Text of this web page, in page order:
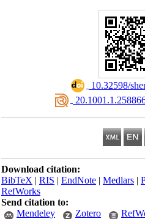
10.32598/
Download citation:
BibTeX|RIS|EndNote|Medlars
RefWorks
Send citation to:
Mendeley
Zotero